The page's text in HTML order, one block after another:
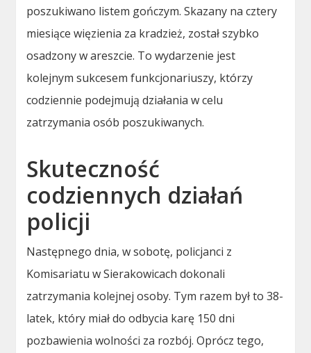
poszukiwano listem gończym. Skazany na cztery
miesiące więzienia za kradzież, został szybko
osadzony w areszcie. To wydarzenie jest
kolejnym sukcesem funkcjonariuszy, którzy
codziennie podejmują działania w celu
zatrzymania osób poszukiwanych.
Skuteczność
codziennych działań
policji
Następnego dnia, w sobotę, policjanci z
Komisariatu w Sierakowicach dokonali
zatrzymania kolejnej osoby. Tym razem był to 38-
latek, który miał do odbycia karę 150 dni
pozbawienia wolności za rozbój. Oprócz tego,